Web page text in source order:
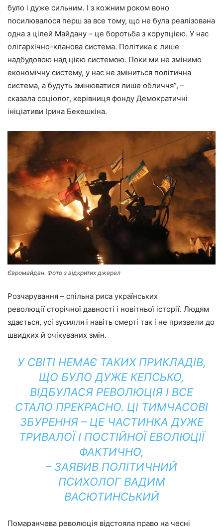
було і дуже сильним. І з кожним роком воно
посилювалося перш за все тому, що не була реалізована
одна з цілей Майдану – це боротьба з корупцією. У нас
олігархічно-кланова система. Політика є лише
надбудовою над цією системою. Поки ми не змінимо
економічну систему, у нас не зміниться політична
система, а будуть змінюватися лише обличчя”, –
сказала соціолог, керівниця фонду Демократичні
ініціативи Ірина Бекешкіна.
Євромайдан. Фото з відкритих джерел
Розчарування – спільна риса українських
революції сторічної давності і новітньої історії. Людям
здається, усі зусилля і навіть смерті так і не призвели до
швидких й очікуваних змін.
У СВІТІ НЕМАЄ ТАКИХ ПРИКЛАДІВ,
ЩО БУЛО ДУЖЕ КЕПСЬКО,
ВІДБУЛАСЯ РЕВОЛЮЦІЯ І ВСЕ
СТАЛО ПРЕКРАСНО. ЦІ ТИМЧАСОВІ
ЗБУРЕННЯ – ЦЕ ЧАСТИНКА ДУЖЕ
ТРИВАЛОЇ І ПОСТІЙНОЇ ЕВОЛЮЦІЇ
ФАКТИЧНО,
– ЗАЯВИВ ПОЛІТИЧНИЙ
ПСИХОЛОГ ВАДИМ
ВАСЮТИНСЬКИЙ
Помаранчева революція відстояла право на чесні